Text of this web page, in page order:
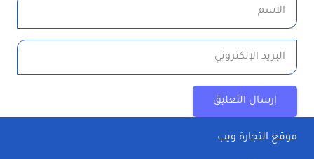
إرسال التعليق
موقع التجارة ويب